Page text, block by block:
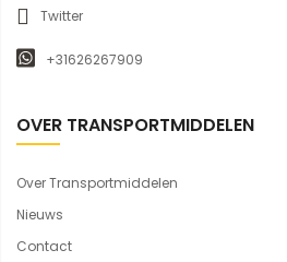
Twitter
+31626267909
OVER TRANSPORTMIDDELEN
Over Transportmiddelen
Nieuws
Contact